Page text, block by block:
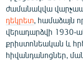
ժամանակվա
դեկրետ , համաձայն
վերադարձվի 1930-
քրիստոնեական և
հիվանդանոցներ,